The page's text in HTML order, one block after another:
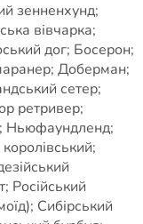
зенненхунд;
вівчарка;
дог; Босерон;
Доберман;
сетер;
ретривер;
Ньюфаундленд;
Російський
Сибірський